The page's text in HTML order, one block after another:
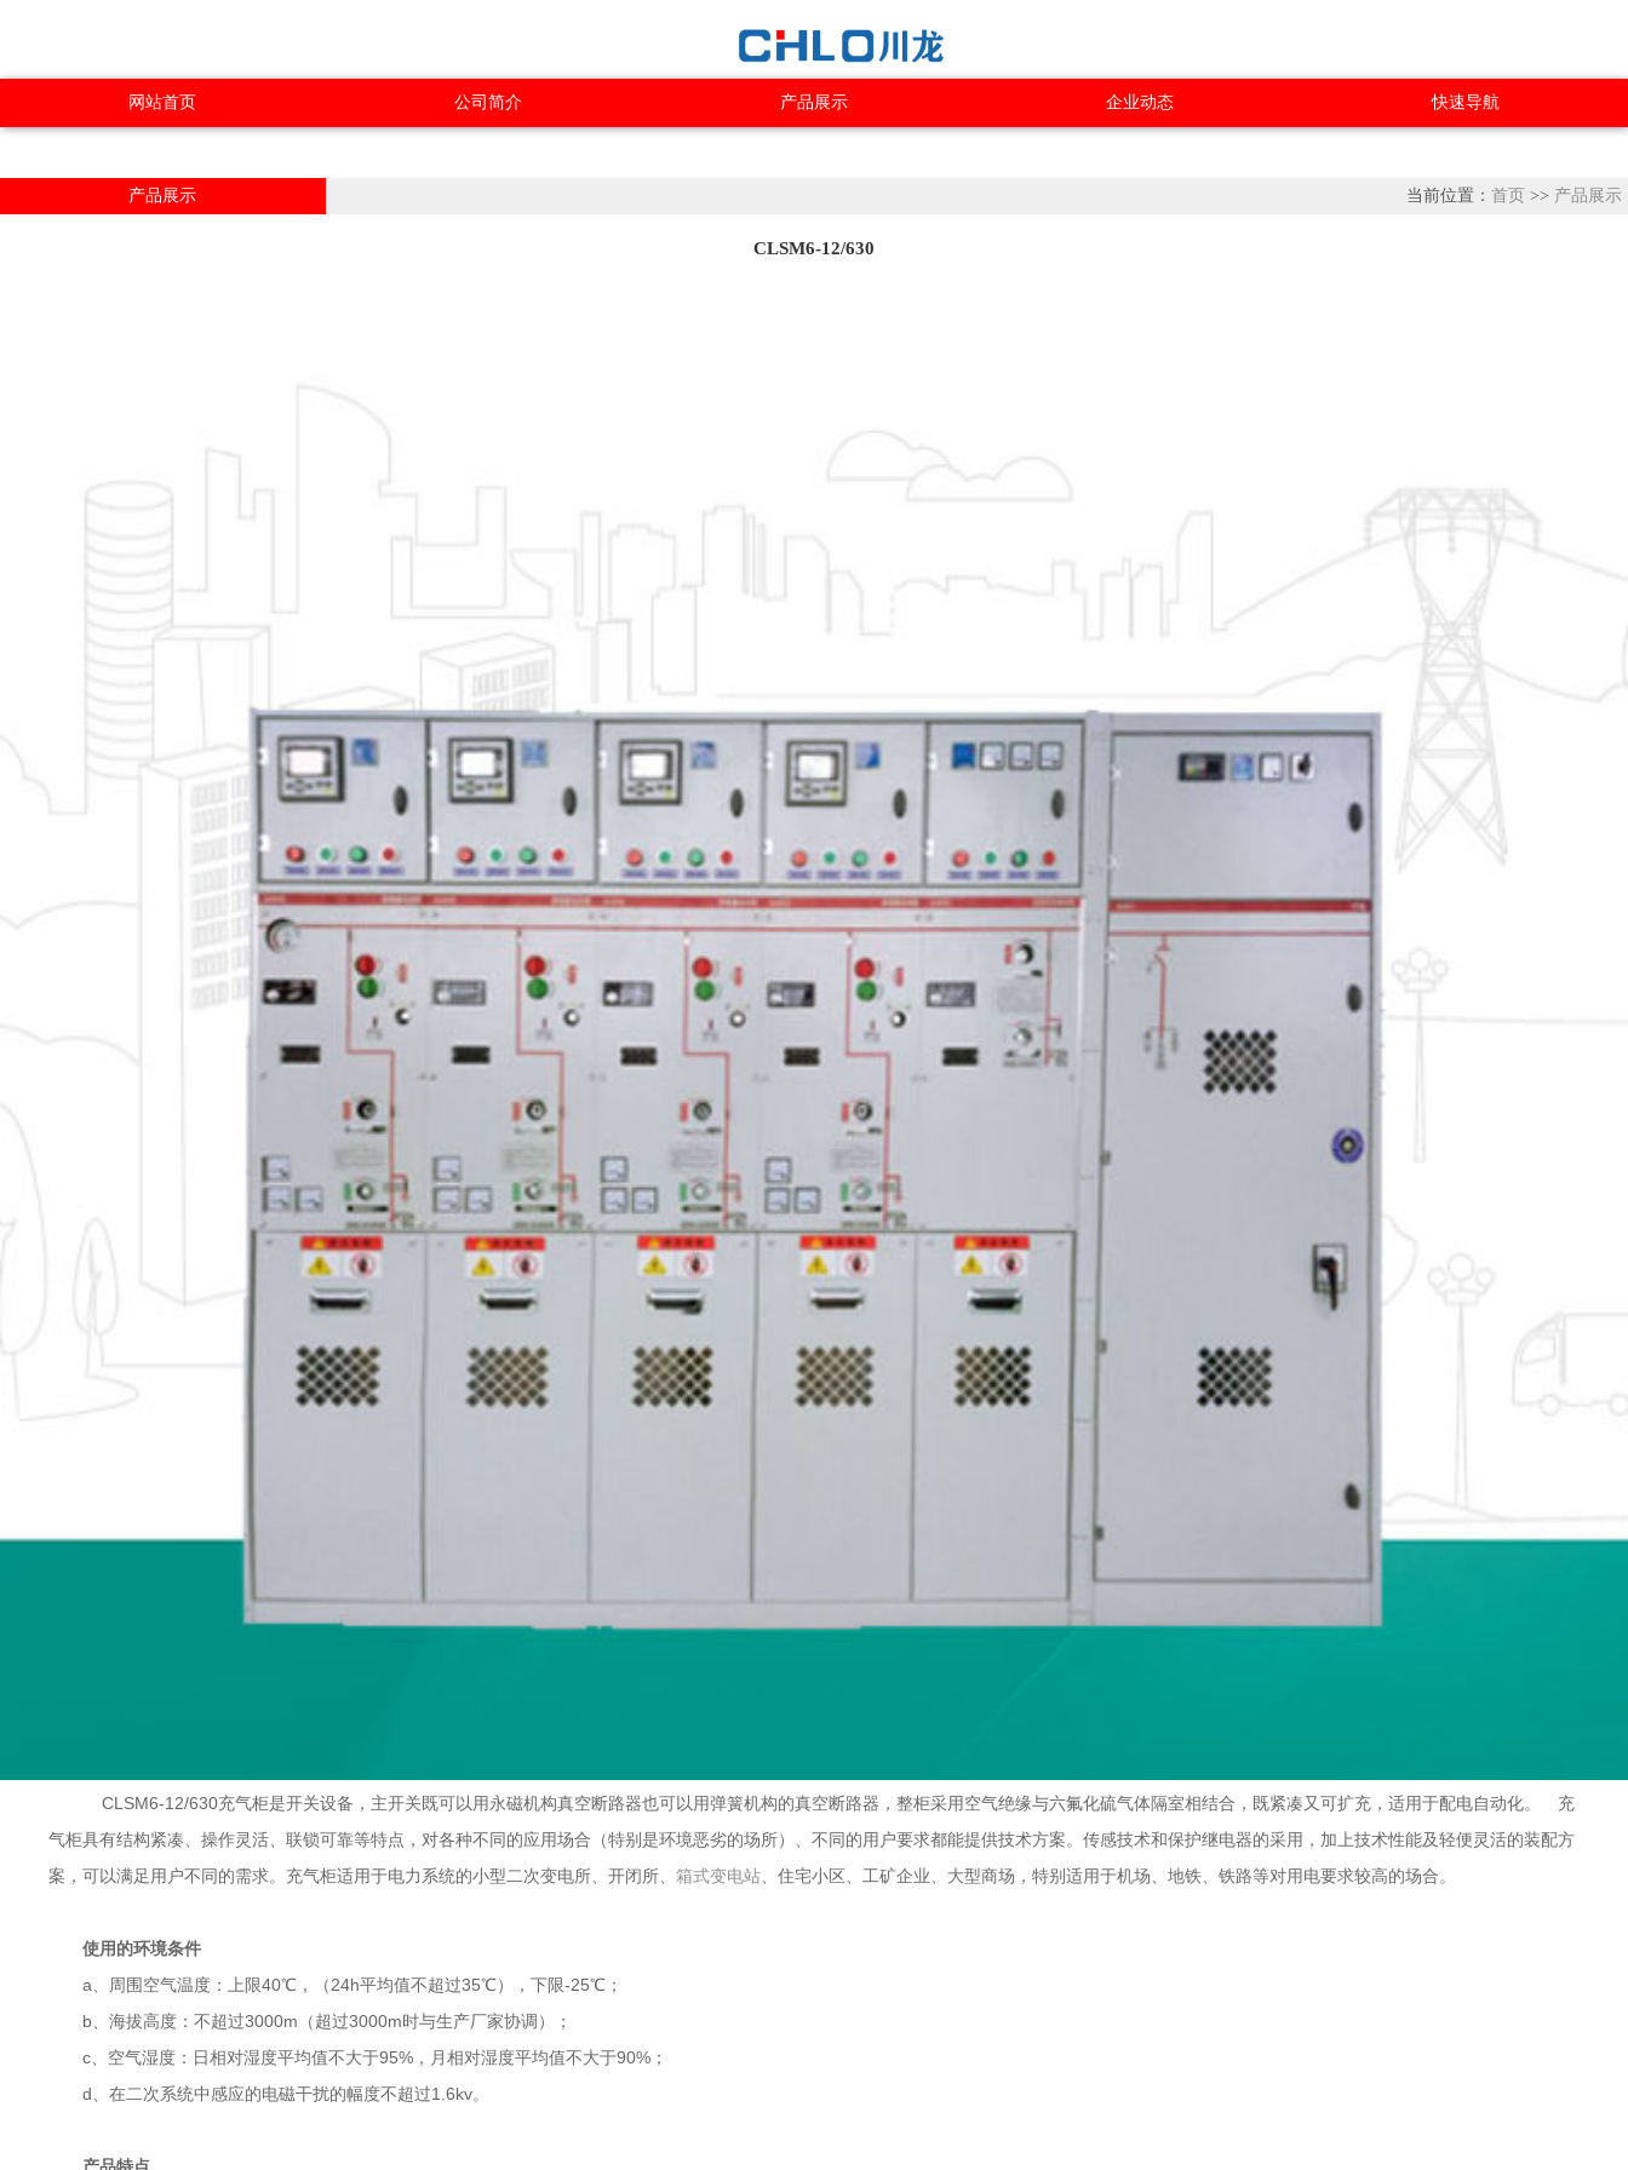
网站首页 公司简介 产品展示 企业动态 快速导航
当前位置： 首页 >> 产品展示
产品展示
CLSM6-12/630
CLSM6-12/630充气柜是开关设备，主开关既可以用永磁机构真空断路器也可以用弹簧机构的真空断路器，整柜采用空气绝缘与六氟化硫气体隔室相结合，既紧凑又可扩充，适用于配电自动化。 充
气柜具有结构紧凑、操作灵活、联锁可靠等特点，对各种不同的应用场合（特别是环境恶劣的场所）、不同的用户要求都能提供技术方案。传感技术和保护继电器的采用，加上技术性能及轻便灵活的装配方
案，可以满足用户不同的需求。充气柜适用于电力系统的小型二次变电所、开闭所、箱式变电站 、住宅小区、工矿企业、大型商场，特别适用于机场、地铁、铁路等对用电要求较高的场合。
使用的环境条件
a、周围空气温度：上限40℃，（24h平均值不超过35℃），下限-25℃；
b、海拔高度：不超过3000m（超过3000m时与生产厂家协调）；
c、空气湿度：日相对湿度平均值不大于95%，月相对湿度平均值不大于90%；
d、在二次系统中感应的电磁干扰的幅度不超过1.6kv。